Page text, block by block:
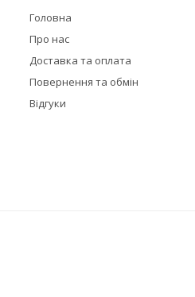
Головна
Про нас
Доставка та оплата
Повернення та обмін
Відгуки